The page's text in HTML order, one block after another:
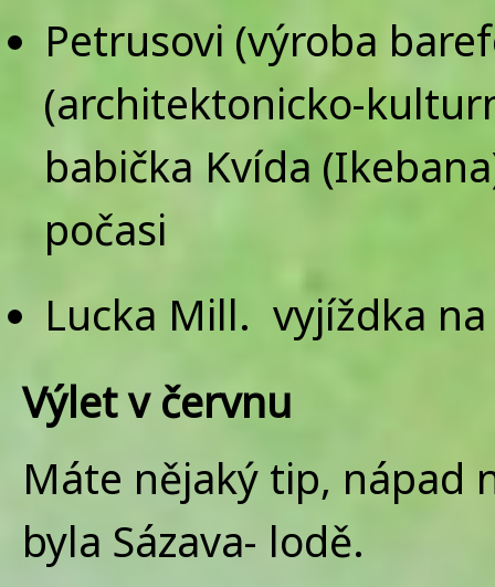
Petrusovi (výroba
(architektonicko-
babička Kvída
počasi
Lucka Mill. vyjíždka
Výlet v červnu
Máte nějaký tip, nápad
byla Sázava- lodě.